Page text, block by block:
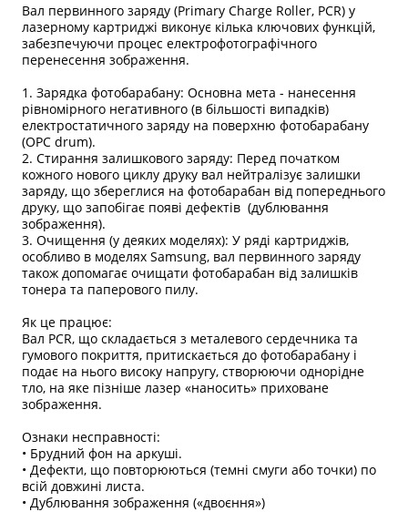
Вал первинного заряду (Primary Charge Roller, PCR) у
лазерному картриджі виконує кілька ключових функцій,
забезпечуючи процес електрофотографічного
перенесення зображення.
1. Зарядка фотобарабану: Основна мета - нанесення
рівномірного негативного (в більшості випадків)
електростатичного заряду на поверхню фотобарабану
(OPC drum).
2. Стирання залишкового заряду: Перед початком
кожного нового циклу друку вал нейтралізує залишки
заряду, що збереглися на фотобарабан від попереднього
друку, що запобігає появі дефектів (дублювання
зображення).
3. Очищення (у деяких моделях): У ряді картриджів,
особливо в моделях Samsung, вал первинного заряду
також допомагає очищати фотобарабан від залишків
тонера та паперового пилу.
Як це працює:
Вал PCR, що складається з металевого сердечника та
гумового покриття, притискається до фотобарабану і
подає на нього високу напругу, створюючи однорідне
тло, на яке пізніше лазер «наносить» приховане
зображення.
Ознаки несправності:
• Брудний фон на аркуші.
• Дефекти, що повторюються (темні смуги або точки) по
всій довжині листа.
• Дублювання зображення («двоєння»)